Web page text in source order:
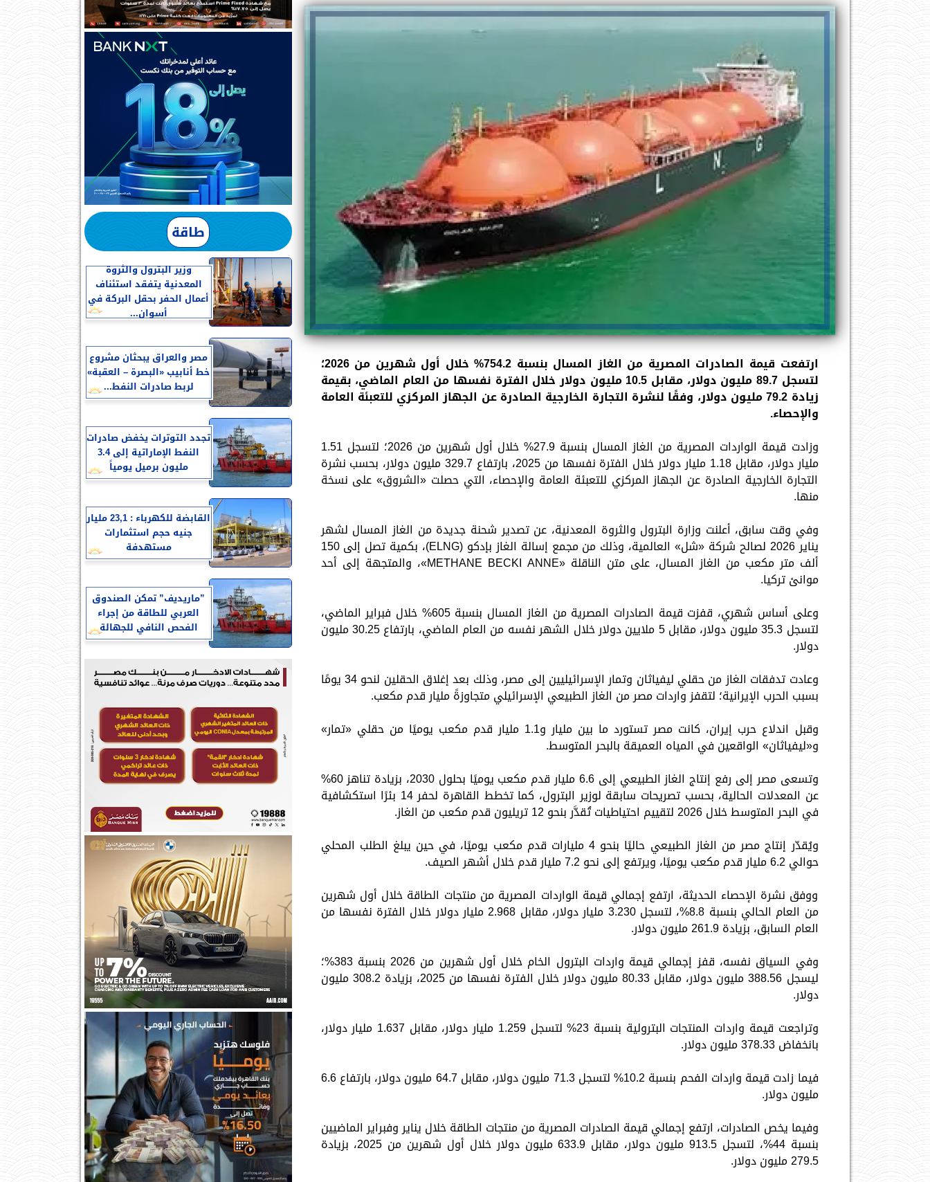
ارتفعت قيمة الصادرات المصرية من الغاز المسال بنسبة 754.2% خلال أول شهرين من 2026؛
لتسجل 89.7 مليون دولار، مقابل 10.5 مليون دولار خلال الفترة نفسها من العام الماضي، بقيمة
زيادة 79.2 مليون دولار، وفقًا لنشرة التجارة الخارجية الصادرة عن الجهاز المركزي للتعبئة العامة
والإحصاء.
وزادت قيمة الواردات المصرية من الغاز المسال بنسبة 27.9% خلال أول شهرين من 2026؛ لتسجل 1.51
مليار دولار، مقابل 1.18 مليار دولار خلال الفترة نفسها من 2025، بارتفاع 329.7 مليون دولار، بحسب نشرة
التجارة الخارجية الصادرة عن الجهاز المركزي للتعبئة العامة والإحصاء، التي حصلت «الشروق» على نسخة
منها.
وفي وقت سابق، أعلنت وزارة البترول والثروة المعدنية، عن تصدير شحنة جديدة من الغاز المسال لشهر
يناير 2026 لصالح شركة «شل» العالمية، وذلك من مجمع إسالة الغاز بإدكو (ELNG)، بكمية تصل إلى 150
ألف متر مكعب من الغاز المسال، على متن الناقلة «METHANE BECKI ANNE»، والمتجهة إلى أحد
موانئ تركيا.
وعلى أساس شهري، قفزت قيمة الصادرات المصرية من الغاز المسال بنسبة 605% خلال فبراير الماضي،
لتسجل 35.3 مليون دولار، مقابل 5 ملايين دولار خلال الشهر نفسه من العام الماضي، بارتفاع 30.25 مليون
دولار.
وعادت تدفقات الغاز من حقلي ليفياثان وتمار الإسرائيليين إلى مصر، وذلك بعد إغلاق الحقلين لنحو 34 يومًا
بسبب الحرب الإيرانية؛ لتقفز واردات مصر من الغاز الطبيعي الإسرائيلي متجاوزةً مليار قدم مكعب.
وقبل اندلاع حرب إيران، كانت مصر تستورد ما بين مليار و1.1 مليار قدم مكعب يوميًا من حقلي «تمار»
و«ليفياثان» الواقعين في المياه العميقة بالبحر المتوسط.
وتسعى مصر إلى رفع إنتاج الغاز الطبيعي إلى 6.6 مليار قدم مكعب يوميًا بحلول 2030، بزيادة تناهز 60%
عن المعدلات الحالية، بحسب تصريحات سابقة لوزير البترول، كما تخطط القاهرة لحفر 14 بئرًا استكشافية
في البحر المتوسط خلال 2026 لتقييم احتياطيات تُقدَّر بنحو 12 تريليون قدم مكعب من الغاز.
ويُقدّر إنتاج مصر من الغاز الطبيعي حاليًا بنحو 4 مليارات قدم مكعب يوميًا، في حين يبلغ الطلب المحلي
حوالي 6.2 مليار قدم مكعب يوميًا، ويرتفع إلى نحو 7.2 مليار قدم خلال أشهر الصيف.
ووفق نشرة الإحصاء الحديثة، ارتفع إجمالي قيمة الواردات المصرية من منتجات الطاقة خلال أول شهرين
من العام الحالي بنسبة 8.8%، لتسجل 3.230 مليار دولار، مقابل 2.968 مليار دولار خلال الفترة نفسها من
العام السابق، بزيادة 261.9 مليون دولار.
وفي السياق نفسه، قفز إجمالي قيمة واردات البترول الخام خلال أول شهرين من 2026 بنسبة 383%؛
ليسجل 388.56 مليون دولار، مقابل 80.33 مليون دولار خلال الفترة نفسها من 2025، بزيادة 308.2 مليون
دولار.
وتراجعت قيمة واردات المنتجات البترولية بنسبة 23% لتسجل 1.259 مليار دولار، مقابل 1.637 مليار دولار،
بانخفاض 378.33 مليون دولار.
فيما زادت قيمة واردات الفحم بنسبة 10.2% لتسجل 71.3 مليون دولار، مقابل 64.7 مليون دولار، بارتفاع 6.6
مليون دولار.
وفيما يخص الصادرات، ارتفع إجمالي قيمة الصادرات المصرية من منتجات الطاقة خلال يناير وفبراير الماضيين
بنسبة 44%، لتسجل 913.5 مليون دولار، مقابل 633.9 مليون دولار خلال أول شهرين من 2025، بزيادة
279.5 مليون دولار.
طاقة
وزير البترول والثروة
المعدنية يتفقد استئناف
أعمال الحفر بحقل البركة في
أسوان...
مصر والعراق يبحثان مشروع
خط أنابيب «البصرة – العقبة»
لربط صادرات النفط...
تجدد التوترات يخفض صادرات
النفط الإماراتية إلى 3.4
مليون برميل يومياً
القابضة للكهرباء : 23,1 مليار
جنيه حجم استثمارات
مستهدفة
”ماريديف” تمكن الصندوق
العربي للطاقة من إجراء
الفحص النافي للجهالة